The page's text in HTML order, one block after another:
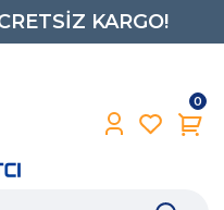
KARGO!
0734
0